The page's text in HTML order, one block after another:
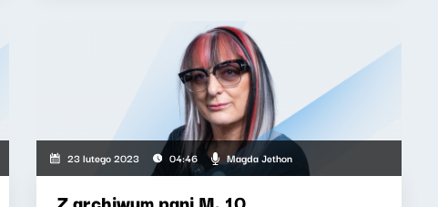
23 lutego 2023 04:46 Magda Jethon